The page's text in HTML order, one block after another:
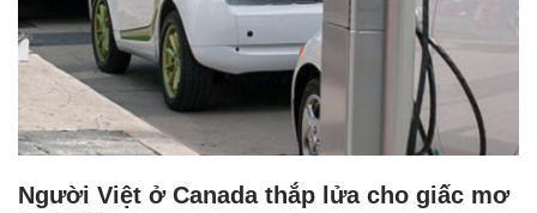
Người Việt ở Canada thắp lửa cho giấc mơ